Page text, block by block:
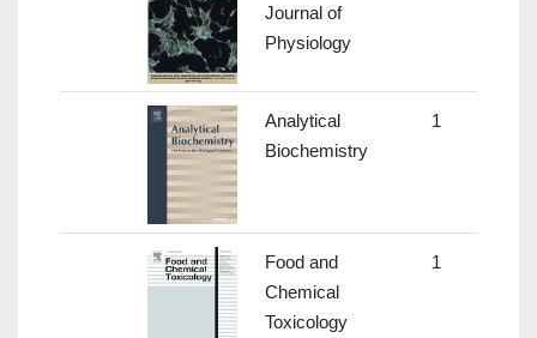
Journal of
Physiology
Analytical
Biochemistry
1
Food and
Chemical
Toxicology
1